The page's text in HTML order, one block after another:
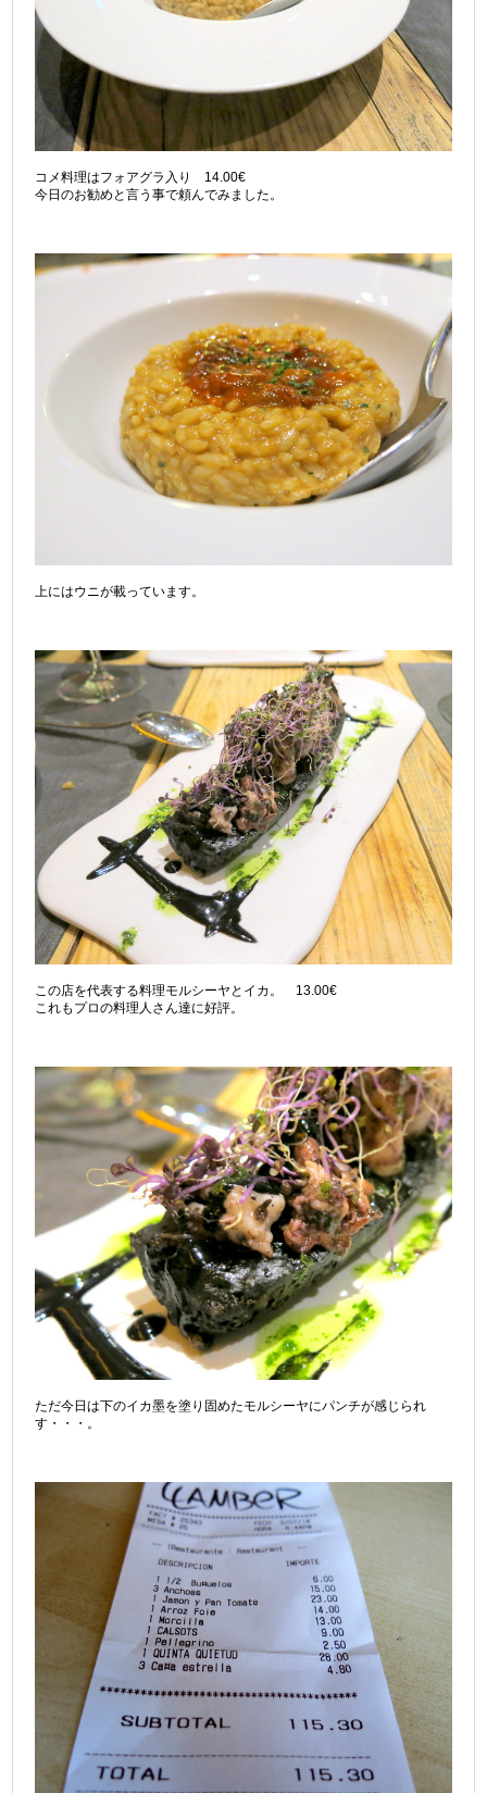
コメ料理はフォアグラ入り 14.00€
今日のお勧めと言う事で頼んでみました。
上にはウニが載っています。
この店を代表する料理モルシーヤとイカ。 13.00€
これもプロの料理人さん達に好評。
ただ今日は下のイカ墨を塗り固めたモルシーヤにパンチが感じられ
す・・・。